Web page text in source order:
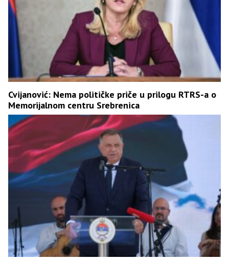
Cvijanović: Nema političke priče u prilogu RTRS-a o
Memorijalnom centru Srebrenica